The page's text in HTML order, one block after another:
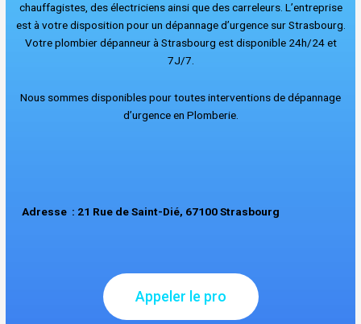
chauffagistes, des électriciens ainsi que des carreleurs. L’entreprise
est à votre disposition pour un dépannage d’urgence sur Strasbourg.
Votre plombier dépanneur à Strasbourg est disponible 24h/24 et
7J/7.
Nous sommes disponibles pour toutes interventions de dépannage
d’urgence en Plomberie.
Adresse : 21 Rue de Saint-Dié, 67100 Strasbourg
Appeler le pro